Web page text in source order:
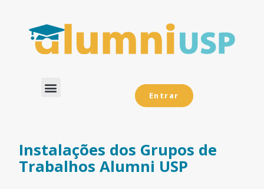
Entrar
Instalações dos Grupos de
Trabalhos Alumni USP